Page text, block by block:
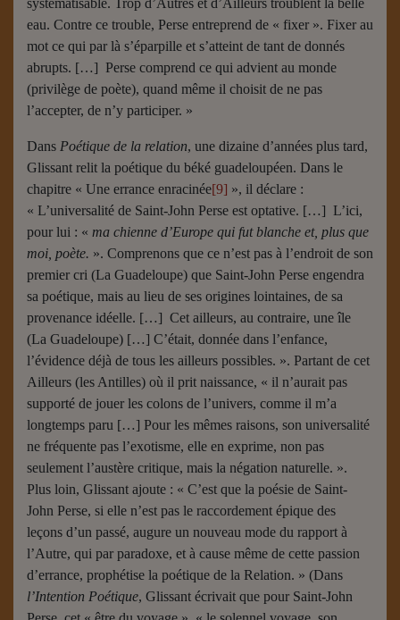
systématisable. Trop d’Autres et d’Ailleurs troublent la belle
eau. Contre ce trouble, Perse entreprend de « fixer ». Fixer au
mot ce qui par là s’éparpille et s’atteint de tant de donnés
abrupts. […] Perse comprend ce qui advient au monde
(privilège de poète), quand même il choisit de ne pas
l’accepter, de n’y participer. »
Dans Poétique de la relation, une dizaine d’années plus tard,
Glissant relit la poétique du béké guadeloupéen. Dans le
chapitre « Une errance enracinée[9] », il déclare :
« L’universalité de Saint-John Perse est optative. […] L’ici,
pour lui : « ma chienne d’Europe qui fut blanche et, plus que
moi, poète. ». Comprenons que ce n’est pas à l’endroit de son
premier cri (La Guadeloupe) que Saint-John Perse engendra
sa poétique, mais au lieu de ses origines lointaines, de sa
provenance idéelle. […] Cet ailleurs, au contraire, une île
(La Guadeloupe) […] C’était, donnée dans l’enfance,
l’évidence déjà de tous les ailleurs possibles. ». Partant de cet
Ailleurs (les Antilles) où il prit naissance, « il n’aurait pas
supporté de jouer les colons de l’univers, comme il m’a
longtemps paru […] Pour les mêmes raisons, son universalité
ne fréquente pas l’exotisme, elle en exprime, non pas
seulement l’austère critique, mais la négation naturelle. ».
Plus loin, Glissant ajoute : « C’est que la poésie de Saint-
John Perse, si elle n’est pas le raccordement épique des
leçons d’un passé, augure un nouveau mode du rapport à
l’Autre, qui par paradoxe, et à cause même de cette passion
d’errance, prophétise la poétique de la Relation. » (Dans
l’Intention Poétique, Glissant écrivait que pour Saint-John